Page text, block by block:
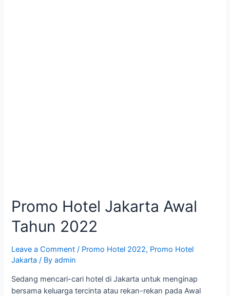
Promo Hotel Jakarta Awal
Tahun 2022
Leave a Comment / Promo Hotel 2022, Promo Hotel
Jakarta / Byadmin
Sedang mencari-cari hotel di Jakarta untuk menginap
bersama keluarga tercinta atau rekan-rekan pada Awal